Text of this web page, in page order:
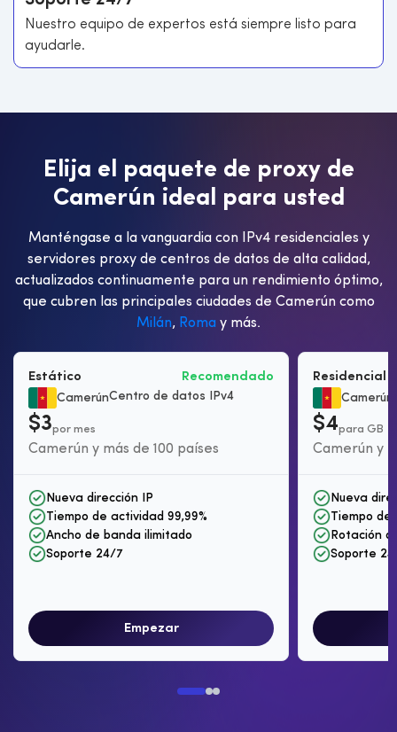
Nuestro equipo de expertos está siempre listo para
ayudarle.
Elija el paquete de proxy de
Camerún ideal para usted
Manténgase a la vanguardia con IPv4 residenciales y
servidores proxy de centros de datos de alta calidad,
actualizados continuamente para un rendimiento óptimo,
que cubren las principales ciudades de Camerún como
Milán, Roma y más.
Estático
Recomendado
CamerúnCentro de datos IPv4
$3por mes
Camerún y más de 100 países
Nueva dirección IP
Tiempo de actividad 99,99%
Ancho de banda ilimitado
Soporte 24/7
Empezar
Residencial
Camerún
$4para GB
Camerún y
Nueva
Tiempo de
Rotación
Soporte